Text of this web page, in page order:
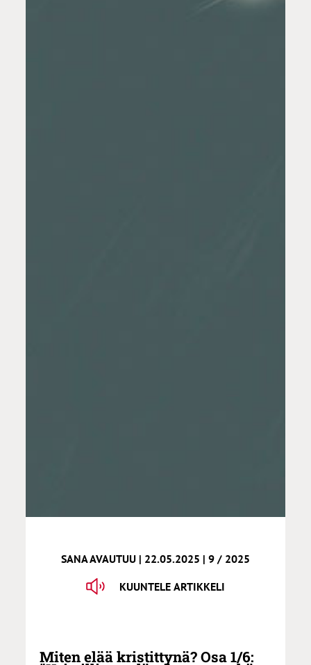
SANA AVAUTUU | 22.05.2025 | 9 / 2025
KUUNTELE ARTIKKELI
Miten elää kristittynä? Osa 1/6: